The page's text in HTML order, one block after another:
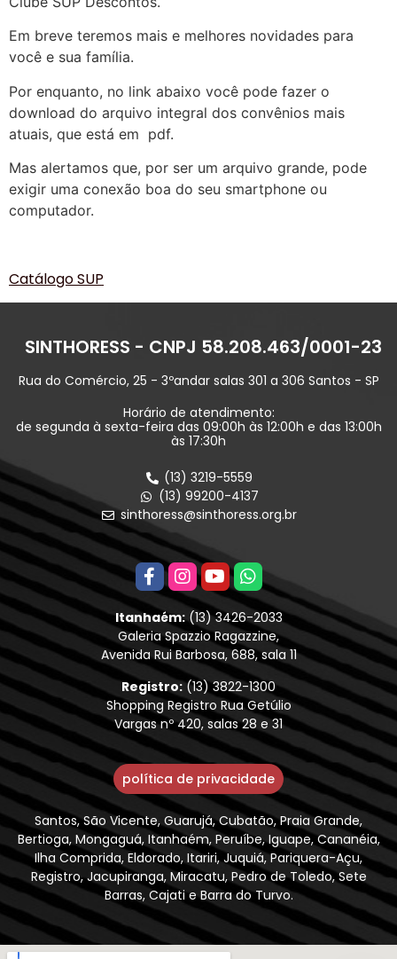
Em breve teremos mais e melhores novidades para
você e sua família.
Por enquanto, no link abaixo você pode fazer o
download do arquivo integral dos convênios mais
atuais, que está em pdf.
Mas alertamos que, por ser um arquivo grande, pode
exigir uma conexão boa do seu smartphone ou
computador.
Catálogo SUP
SINTHORESS - CNPJ 58.208.463/0001-23
Rua do Comércio, 25 - 3ºandar salas 301 a 306 Santos - SP
Horário de atendimento:
de segunda à sexta-feira das 09:00h às 12:00h e das 13:00h
às 17:30h
(13) 3219-5559
(13) 99200-4137
sinthoress@sinthoress.org.br
Itanhaém:(13) 3426-2033
Galeria Spazzio Ragazzine,
Avenida Rui Barbosa, 688, sala 11
Registro:(13) 3822-1300
Shopping Registro Rua Getúlio
Vargas nº 420, salas 28 e 31
política de privacidade
Santos, São Vicente, Guarujá, Cubatão, Praia Grande,
Bertioga, Mongaguá, Itanhaém, Peruíbe, Iguape, Cananéia,
Ilha Comprida, Eldorado, Itariri, Juquiá, Pariquera-Açu,
Registro, Jacupiranga, Miracatu, Pedro de Toledo, Sete
Barras, Cajati e Barra do Turvo.